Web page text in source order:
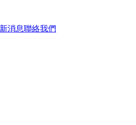
消息聯絡我們